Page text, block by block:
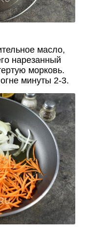
масло,
нарезанный
морковь.
минуты 2-3.